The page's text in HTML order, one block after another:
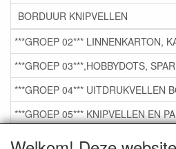
BORDUUR KNIPVELLEN
***GROEP 02*** LINNENKARTON,
***GROEP 03***,HOBBYDOTS,
***GROEP 04*** UITDRUKVELLEN
***GROEP 05*** KNIPVELLEN EN
***GROEP 06*** TAPE/LIJM